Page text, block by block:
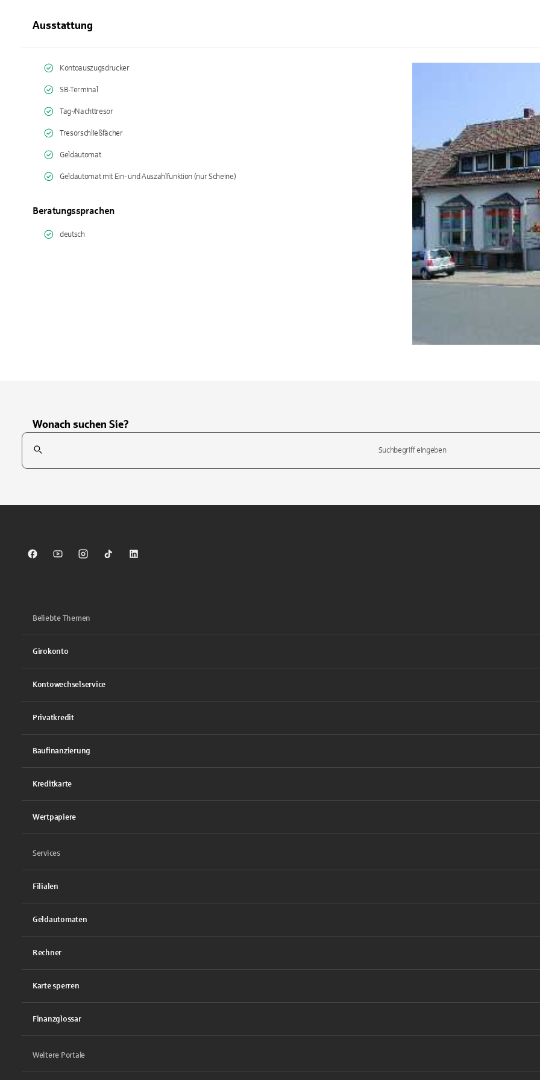
Ausstattung
Kontoauszugsdrucker
SB-Terminal
Tag-/Nachttresor
Tresorschließfächer
Geldautomat
Geldautomat mit Ein- und Auszahlfunktion (nur Scheine)
Beratungssprachen
deutsch
Wonach suchen Sie?
Suchfeld
Sparkasse auf Facebook
Sparkasse auf Youtube
Sparkasse auf Instagram
Sparkasse auf TikTok
Sparkasse auf LinkedIn
Beliebte Themen
Girokonto
Kontowechselservice
Privatkredit
Baufinanzierung
Kreditkarte
Wertpapiere
Services
Filialen
Geldautomaten
Rechner
Karte sperren
Finanzglossar
Weitere Portale